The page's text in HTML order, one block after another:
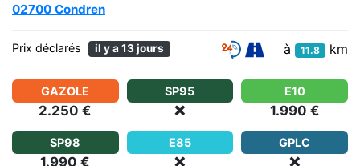
02700 Condren
Prix déclarés il y a 13 jours à 11.8 km
GAZOLE
2.250 €
SP95
❌
E10
1.990 €
SP98
1.990 €
E85
❌
GPLC
❌